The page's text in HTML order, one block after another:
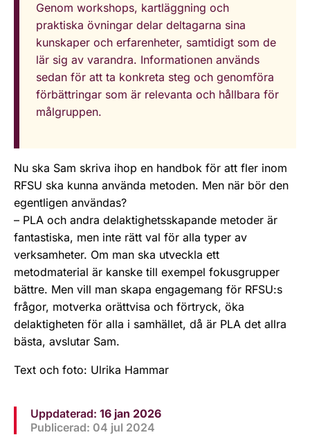
Genom workshops, kartläggning och
praktiska övningar delar deltagarna sina
kunskaper och erfarenheter, samtidigt som de
lär sig av varandra. Informationen används
sedan för att ta konkreta steg och genomföra
förbättringar som är relevanta och hållbara för
målgruppen.
Nu ska Sam skriva ihop en handbok för att fler inom
RFSU ska kunna använda metoden. Men när bör den
egentligen användas?
– PLA och andra delaktighetsskapande metoder är
fantastiska, men inte rätt val för alla typer av
verksamheter. Om man ska utveckla ett
metodmaterial är kanske till exempel fokusgrupper
bättre. Men vill man skapa engagemang för RFSU:s
frågor, motverka orättvisa och förtryck, öka
delaktigheten för alla i samhället, då är PLA det allra
bästa, avslutar Sam.
Text och foto: Ulrika Hammar
Uppdaterad: 16 jan 2026
Publicerad: 04 jul 2024